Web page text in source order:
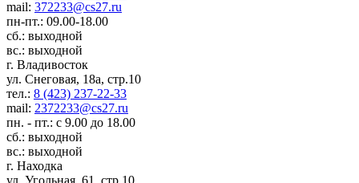
mail: 372233@cs27.ru
пн-пт.: 09.00-18.00
сб.: выходной
вс.: выходной
г. Владивосток
ул. Снеговая, 18а, стр.10
тел.: 8 (423) 237-22-33
mail: 2372233@cs27.ru
пн. - пт.: с 9.00 до 18.00
сб.: выходной
вс.: выходной
г. Находка
ул. Угольная, 61, стр.10